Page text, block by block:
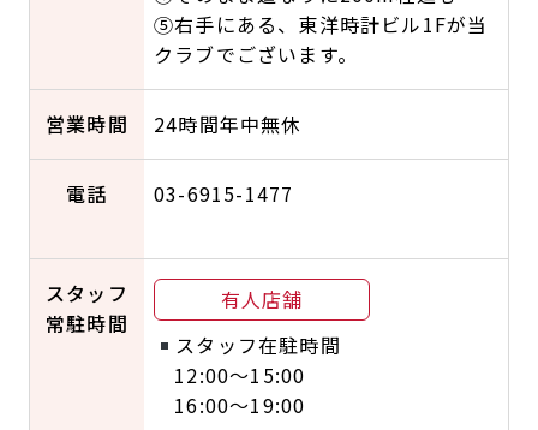
⑤右手にある、東洋時計ビル1Fが当
クラブでございます。
営業時間 24時間年中無休
電話 03-6915-1477
スタッフ
常駐時間
有人店舗
スタッフ在駐時間
12:00〜15:00
16:00〜19:00